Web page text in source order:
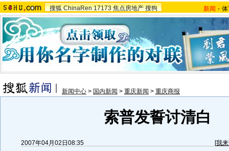
搜狐 ChinaRen 17173 焦点房地产 搜狗 新闻 -
新闻中心 > 国内新闻 > 重庆新闻 > 重庆商报
索普发誓讨清白
2007年04月02日08:35 [我